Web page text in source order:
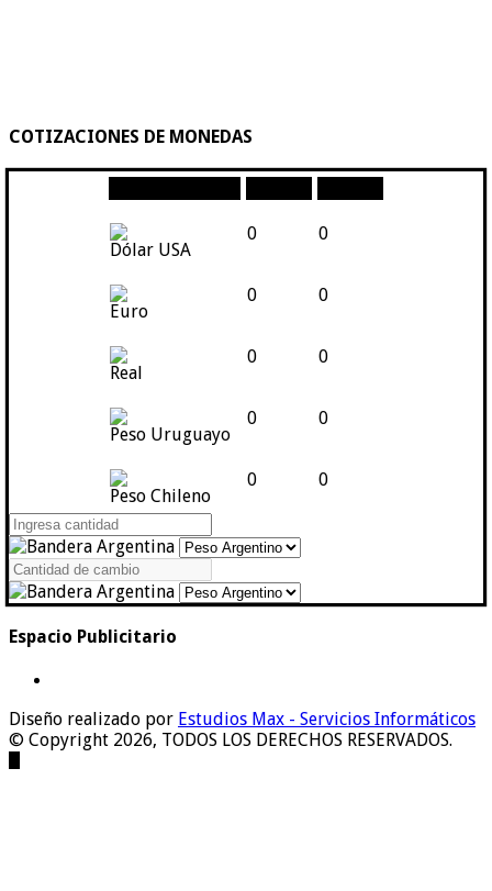
COTIZACIONES DE MONEDAS
Dólar USA
0 0
Euro
0 0
Real
0 0
Peso Uruguayo
0 0
Peso Chileno
0 0
Espacio Publicitario
Diseño realizado por Estudios Max - Servicios Informáticos
© Copyright 2026, TODOS LOS DERECHOS RESERVADOS.